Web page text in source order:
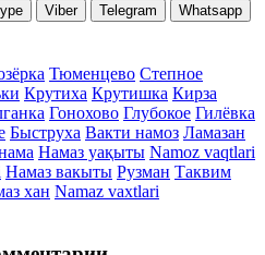
Viber Telegram
Whatsapp
Тюменцево Степное
Крутиха Крутишка Кирза
Гонохово Глубокое Гилёвка
Быструха Вакти намоз Ламазан
Намаз уақыты Namoz vaqtlari
Намаз вакыты Рузман Таквим
хан Namaz vaxtlari